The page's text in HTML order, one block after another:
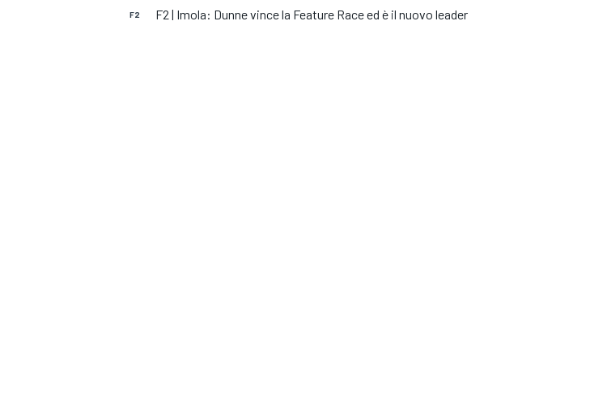
MOTOGP WEC
F2 F2 | Imola: Dunne vince la Feature Race ed è il nuovo leader